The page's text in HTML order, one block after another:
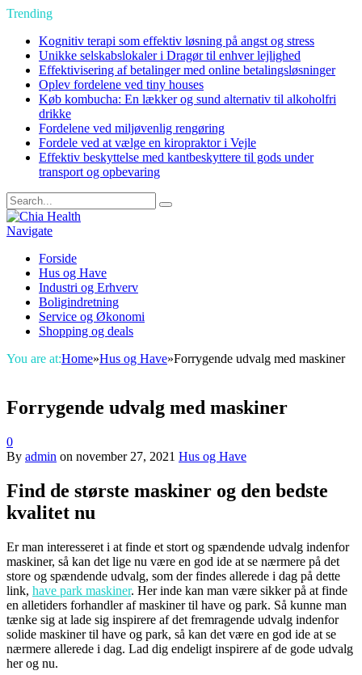
Trending
Kognitiv terapi som effektiv løsning på angst og stress
Unikke selskabslokaler i Dragør til enhver lejlighed
Effektivisering af betalinger med online betalingsløsninger
Oplev fordelene ved tiny houses
Køb kombucha: En lækker og sund alternativ til alkoholfri
drikke
Fordelene ved miljøvenlig rengøring
Fordele ved at vælge en kiropraktor i Vejle
Effektiv beskyttelse med kantbeskyttere til gods under
transport og opbevaring
Navigate
Forside
Hus og Have
Industri og Erhverv
Boligindretning
Service og Økonomi
Shopping og deals
You are at:Home»Hus og Have»Forrygende udvalg med maskiner
Forrygende udvalg med maskiner
0
By admin on november 27, 2021 Hus og Have
Find de største maskiner og den bedste
kvalitet nu
Er man interesseret i at finde et stort og spændende udvalg indenfor
maskiner, så kan det lige nu være en god ide at se nærmere på det
store og spændende udvalg, som der findes allerede i dag på dette
link, have park maskiner. Her inde kan man være sikker på at finde
en alletiders forhandler af maskiner til have og park. Så kunne man
tænke sig at lade sig inspirere af det fremragende udvalg indenfor
solide maskiner til have og park, så kan det være en god ide at se
nærmere allerede i dag. Lad dig endeligt inspirere af de gode udvalg
her og nu.